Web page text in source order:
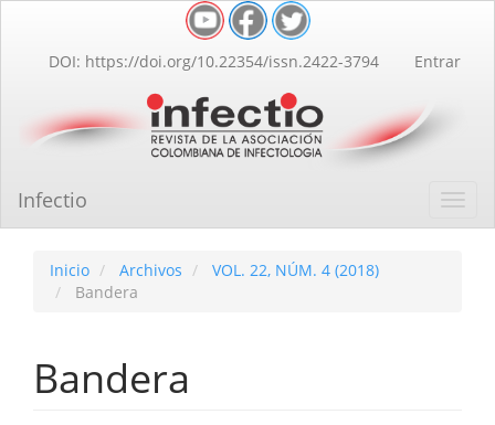
Contenido
principal
lateral
DOI: https://doi.org/10.22354/issn.2422-3794 Entrar
Infectio
Inicio Archivos
VOL. 22, NÚM. 4 (2018)
Bandera
Bandera